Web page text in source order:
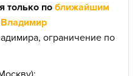
только поближайшим
Владимир
ограничение по